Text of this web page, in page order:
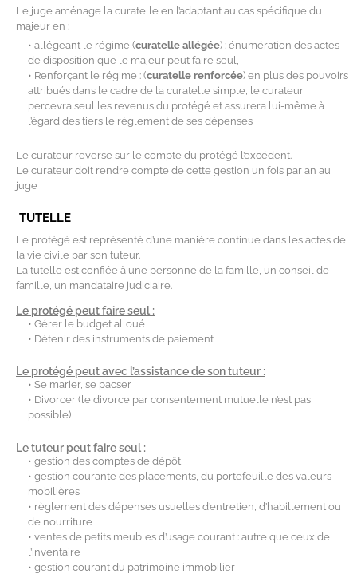
Le juge aménage la curatelle en l’adaptant au cas spécifique du
majeur en :
• allégeant le régime (curatelle allégée) : énumération des actes
de disposition que le majeur peut faire seul,
• Renforçant le régime : (curatelle renforcée) en plus des pouvoirs
attribués dans le cadre de la curatelle simple, le curateur
percevra seul les revenus du protégé et assurera lui-même à
l’égard des tiers le règlement de ses dépenses
Le curateur reverse sur le compte du protégé l’excédent.
Le curateur doit rendre compte de cette gestion un fois par an au
juge
TUTELLE
Le protégé est représenté d’une manière continue dans les actes de
la vie civile par son tuteur.
La tutelle est confiée à une personne de la famille, un conseil de
famille, un mandataire judiciaire.
Le protégé peut faire seul :
• Gérer le budget alloué
• Détenir des instruments de paiement
Le protégé peut avec l’assistance de son tuteur :
• Se marier, se pacser
• Divorcer (le divorce par consentement mutuelle n’est pas
possible)
Le tuteur peut faire seul :
• gestion des comptes de dépôt
• gestion courante des placements, du portefeuille des valeurs
mobilières
• règlement des dépenses usuelles d’entretien, d’habillement ou
de nourriture
• ventes de petits meubles d’usage courant : autre que ceux de
l’inventaire
• gestion courant du patrimoine immobilier